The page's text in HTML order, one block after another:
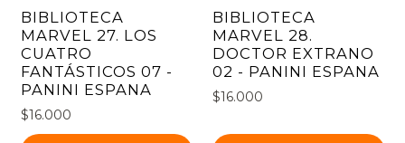
BIBLIOTECA
MARVEL 27. LOS
CUATRO
FANTÁSTICOS 07 -
PANINI ESPANA
$16.000
BIBLIOTECA
MARVEL 28.
DOCTOR EXTRANO
02 - PANINI ESPANA
$16.000